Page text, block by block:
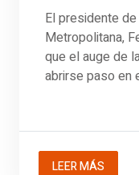
El presidente
Metropolitana,
que el auge de
abrirse paso en
LEER MÁS